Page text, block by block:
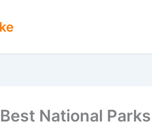
National